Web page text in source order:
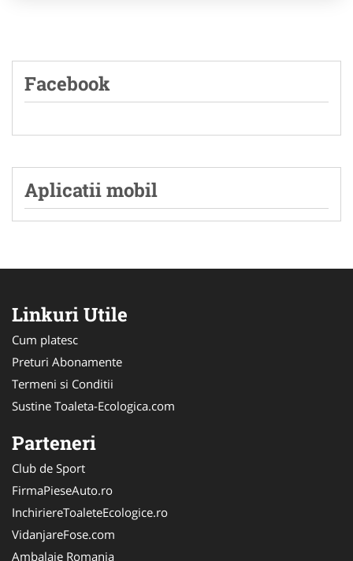
Facebook
Aplicatii mobil
Linkuri Utile
Cum platesc
Preturi Abonamente
Termeni si Conditii
Sustine Toaleta-Ecologica.com
Parteneri
Club de Sport
FirmaPieseAuto.ro
InchiriereToaleteEcologice.ro
VidanjareFose.com
Ambalaje Romania